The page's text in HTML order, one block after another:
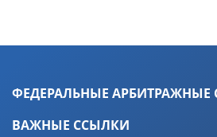
ФЕДЕРАЛЬНЫЕ АРБИТРАЖНЫЕ
ВАЖНЫЕ ССЫЛКИ